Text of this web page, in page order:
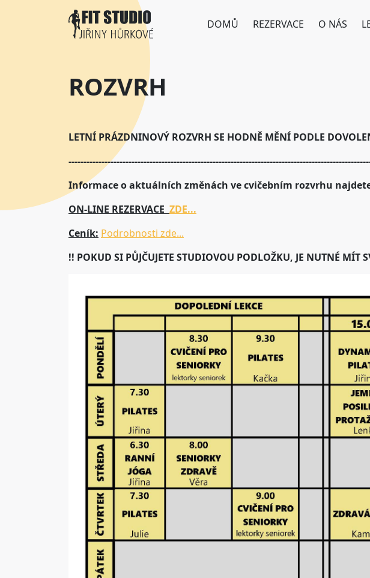
Přejít k hlavnímu obsahu
DOMŮ
REZERVACE O NÁS
ROZVRH
LETNÍ PRÁZDNINOVÝ ROZVRH SE HODNĚ MĚNÍ PODLE
Informace o aktuálních změnách ve cvičebním rozvrhu
ON-LINE REZERVACE ZDE...
Ceník: Podrobnosti zde...
!! POKUD SI PŮJČUJETE STUDIOVOU PODLOŽKU, JE NUTNÉ